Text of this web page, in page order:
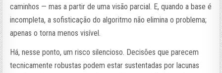
caminhos — mas a partir de uma visão parcial. E, quando a base é
incompleta, a sofisticação do algoritmo não elimina o problema;
apenas o torna menos visível.
Há, nesse ponto, um risco silencioso. Decisões que parecem
tecnicamente robustas podem estar sustentadas por lacunas